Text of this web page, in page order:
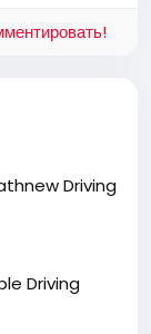
Driving
Driving